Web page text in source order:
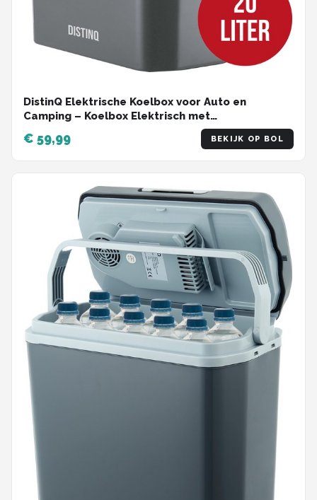
DistinQ Elektrische Koelbox voor Auto en
Camping – Koelbox Elektrisch met
Verwarmingsfunctie - 12v 230 Volt – 20L - Grijs
€ 59,99 BEKIJK OP BOL